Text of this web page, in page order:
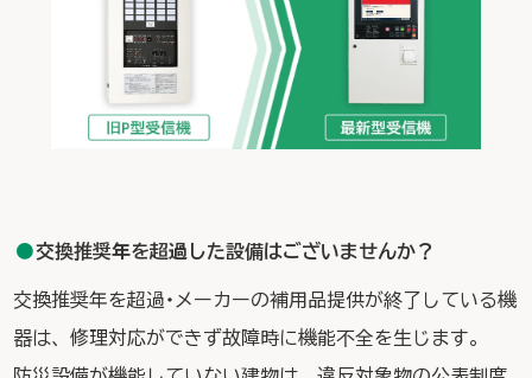
交換推奨年を超過した設備はございませんか？
交換推奨年を超過・メーカーの補用品提供が終了している機
器は、修理対応ができず故障時に機能不全を生じます。